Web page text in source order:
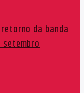
da banda